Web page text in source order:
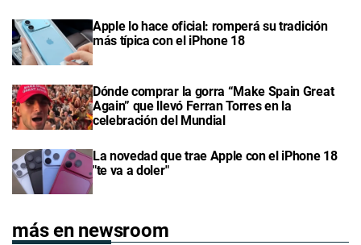
Apple lo hace oficial: romperá su tradición
más típica con el iPhone 18
Dónde comprar la gorra “Make Spain Great
Again” que llevó Ferran Torres en la
celebración del Mundial
La novedad que trae Apple con el iPhone 18
"te va a doler"
más en newsroom